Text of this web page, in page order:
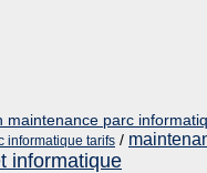
maintenance parc
informatique tarifs /
informatique